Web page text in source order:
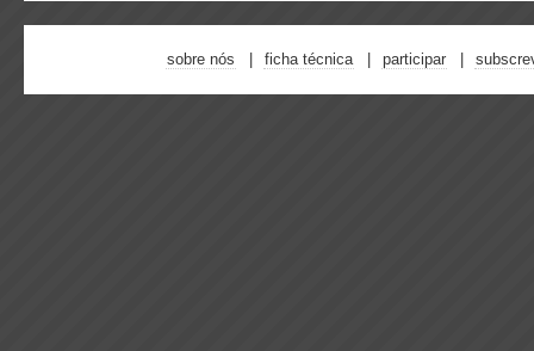
sobre nós ficha técnica participar